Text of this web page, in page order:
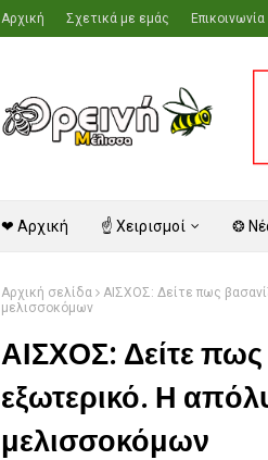
Αρχική Σχετικά με εμάς Επικοινωνία
❤ Αρχική ☝ Χειρισμοί ❂
Αρχική σελίδα
ΑΙΣΧΟΣ: Δείτε πως
μελισσοκόμων
ΑΙΣΧΟΣ: Δείτε πως
εξωτερικό. Η
μελισσοκόμων